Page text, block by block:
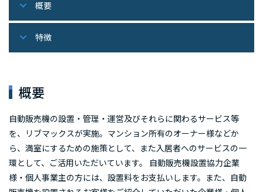
概要
特徴
概要
自動販売機の設置・管理・運営及びそれらに関わるサービス等
を、リブマックスが実施。マンション所有のオーナー様などか
ら、満室にするための施策として、また入居者へのサービスの一
環として、ご活用いただいています。 自動販売機設置協力企業
様・個人事業主の方には、設置料をお支払いします。また、自動